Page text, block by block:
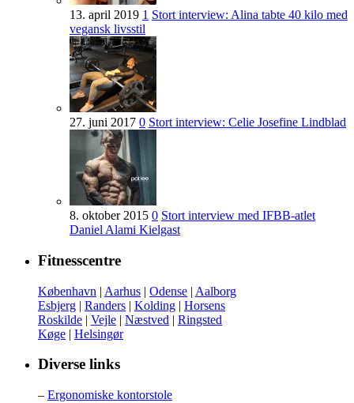
13. april 2019 1 Stort interview: Alina tabte 40 kilo med
vegansk livsstil
27. juni 2017 0 Stort interview: Celie Josefine Lindblad
8. oktober 2015 0 Stort interview med IFBB-atlet
Daniel Alami Kielgast
Fitnesscentre
København | Aarhus | Odense | Aalborg
Esbjerg | Randers | Kolding | Horsens
Roskilde | Vejle | Næstved | Ringsted
Køge | Helsingør
Diverse links
– Ergonomiske kontorstole